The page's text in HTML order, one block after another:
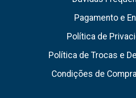
Pagamento e
Política de
Política de Trocas e
Condições de